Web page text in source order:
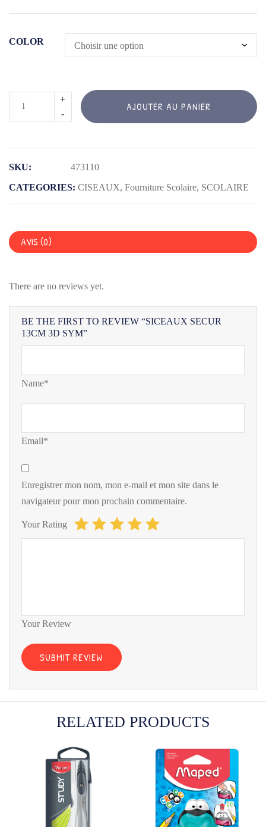
COLOR
SECUR
13CM
AJOUTER AU PANIER
SKU:
473110
CATEGORIES: CISEAUX, Fourniture Scolaire, SCOLAIRE
AVIS (0)
There are no reviews yet.
BE THE FIRST TO REVIEW “SICEAUX SECUR
13CM 3D SYM”
Name*
Email*
Enregistrer mon nom, mon e-mail et mon site dans le
navigateur pour mon prochain commentaire.
Your Rating
Your Review
RELATED PRODUCTS